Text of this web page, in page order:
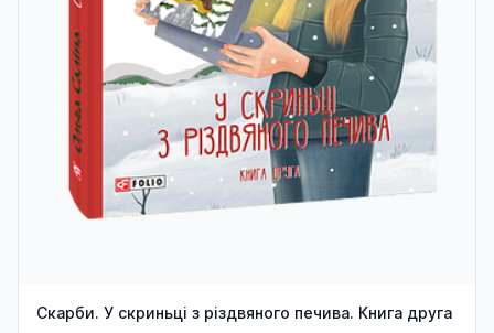
Скарби. У скриньці з різдвяного печива. Книга друга